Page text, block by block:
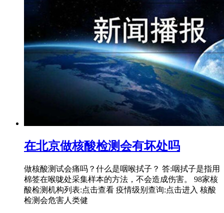
在北京做核酸检测会有坏处吗
做核酸测试会痛吗？什么是咽喉拭子？ 答:咽拭子是指用
棉签在喉咙处采集样本的方法，不会造成伤害。 98家核
酸检测机构列表:点击查看 疫情级别查询:点击进入 核酸
检测会危害人类健